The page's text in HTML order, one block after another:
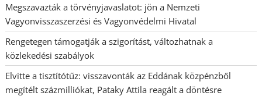
Megszavazták a törvényjavaslatot: jön a Nemzeti
Vagyonvisszaszerzési és Vagyonvédelmi Hivatal
Rengetegen támogatják a szigorítást, változhatnak a
közlekedési szabályok
Elvitte a tisztítótűz: visszavonták az Eddának közpénzből
megítélt százmilliókat, Pataky Attila reagált a döntésre